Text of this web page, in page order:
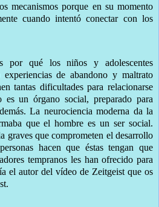
mecanismos porque en su momento
cuando intentó conectar con los
por qué los niños y adolescentes
de abandono y maltrato
tantas dificultades para relacionarse
un órgano social, preparado para
La neurociencia moderna da la
que el hombre es un ser social.
graves que comprometen el desarrollo
hacen que éstas tengan que
tempranos les han ofrecido para
el autor del vídeo de Zeitgeist que os